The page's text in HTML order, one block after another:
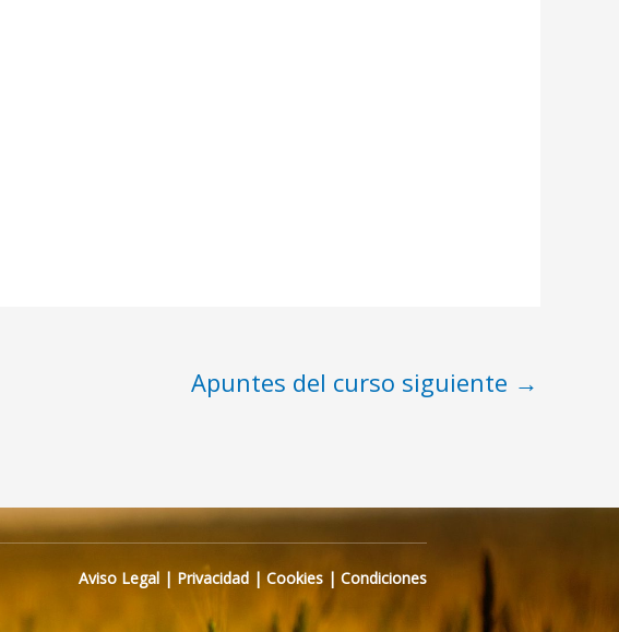
Apuntes del curso siguiente →
Aviso Legal | Privacidad |Cookies | Condiciones